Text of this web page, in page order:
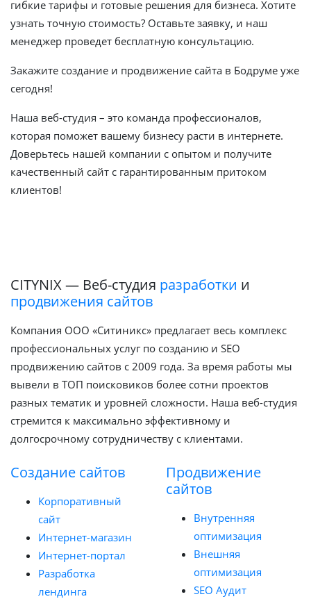
гибкие тарифы и готовые решения для бизнеса. Хотите
узнать точную стоимость? Оставьте заявку, и наш
менеджер проведет бесплатную консультацию.
Закажите создание и продвижение сайта в Бодруме уже
сегодня!
Наша веб-студия – это команда профессионалов,
которая поможет вашему бизнесу расти в интернете.
Доверьтесь нашей компании с опытом и получите
качественный сайт с гарантированным притоком
клиентов!
CITYNIX — Веб-студия разработки и
продвижения сайтов
Компания ООО «Ситиникс» предлагает весь комплекс
профессиональных услуг по созданию и SEO
продвижению сайтов с 2009 года. За время работы мы
вывели в ТОП поисковиков более сотни проектов
разных тематик и уровней сложности. Наша веб-студия
стремится к максимально эффективному и
долгосрочному сотрудничеству с клиентами.
Создание сайтов
Корпоративный
сайт
Интернет-магазин
Интернет-портал
Разработка
лендинга
Продвижение
сайтов
Внутренняя
оптимизация
Внешняя
оптимизация
SEO Аудит